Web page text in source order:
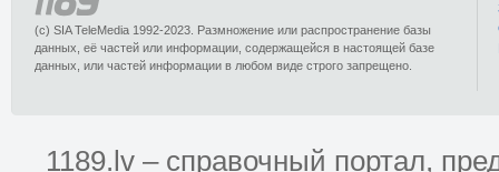
(c) SIA TeleMedia 1992-2023. Размножение или распространение базы
данных, её частей или информации, содержащейся в настоящей базе
данных, или частей информации в любом виде строго запрещено.
1189.lv – справочный портал,